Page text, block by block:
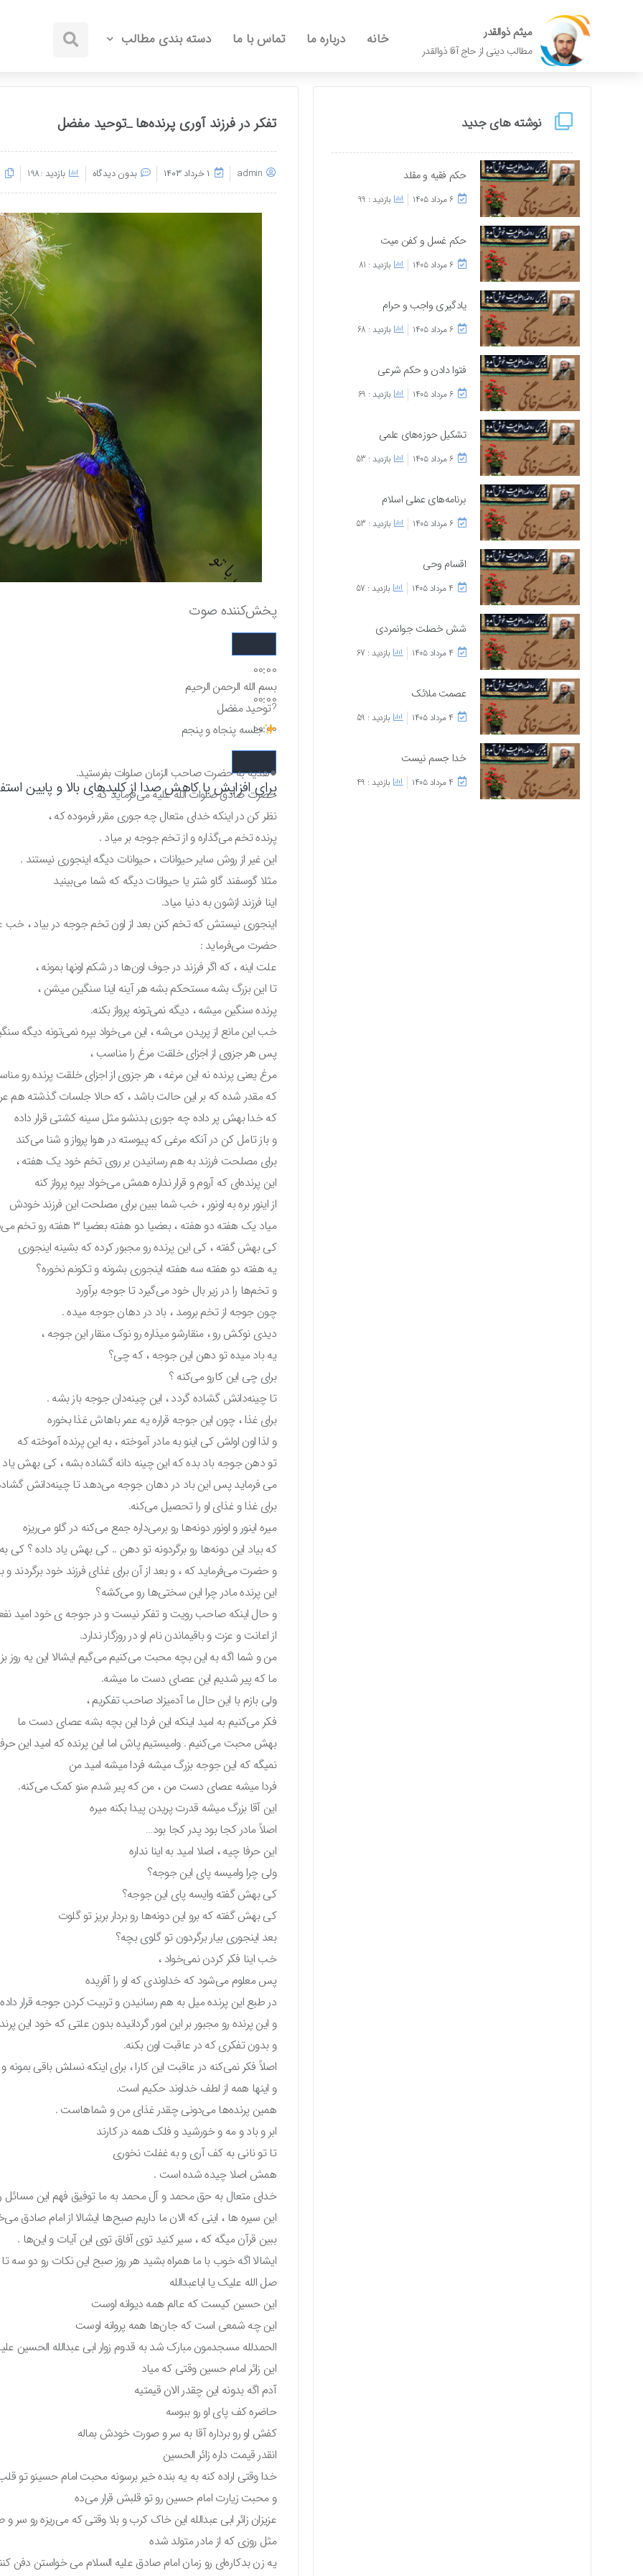
میثم ذوالقدر
مطالب دینی از حاج آقا ذوالقدر
خانه درباره ما تماس با ما دسته بندی مطالب
نوشته های جدید
حکم فقیه و مقلد
۶ مرداد ۱۴۰۵ بازدید : 99
حکم غسل و کفن میت
۶ مرداد ۱۴۰۵ بازدید : 81
یادگیری واجب و حرام
۶ مرداد ۱۴۰۵ بازدید : 68
فتوا دادن و حکم شرعی
۶ مرداد ۱۴۰۵ بازدید : 69
تشکیل حوزه‌های علمی
۶ مرداد ۱۴۰۵ بازدید : 53
برنامه‌های عملی اسلام
۶ مرداد ۱۴۰۵ بازدید : 53
اقسام وحی
۴ مرداد ۱۴۰۵ بازدید : 57
شش خصلت جوانمردی
۴ مرداد ۱۴۰۵ بازدید : 67
عصمت ملائک
۴ مرداد ۱۴۰۵ بازدید : 59
خدا جسم نیست
۴ مرداد ۱۴۰۵ بازدید : 49
تفکر در فرزند آوری پرنده‌ها _توحید مفضل
admin ۱ خرداد ۱۴۰۳ بدون دیدگاه بازدید :198
پخش‌کننده صوت
00:00
00:00
00:00
برای افزایش یا کاهش صدا از کلیدهای بالا و پایین
بسم الله الرحمن الرحیم
?توحید مفضل
جلسه پنجاه و پنجم
●هدیه به حضرت صاحب الزمان صلوات بفرستید.
حضرت صادق صلوات الله علیه می‌فرماید که :
نظر کن در اینکه خدای متعال چه جوری مقرر فرموده که ،
پرنده تخم می‌گذاره و از تخم جوجه بر میاد .
این غیر از روش سایر حیوانات ، حیوانات دیگه اینجوری نیستند .
مثلا گوسفند گاو شتر یا حیوانات دیگه که شما می‌بینید
اینا فرزند ازشون به دنیا میاد.
اینجوری نیستش که تخم کنن بعد از اون تخم جوجه در بیاد ،
حضرت می‌فرماید :
علت اینه ، که اگر فرزند در جوف اون‌ها در شکم اونها بمونه ،
تا این بزرگ بشه مستحکم بشه هر آینه اینا سنگین میشن ،
پرنده سنگین میشه ، دیگه نمی‌تونه پرواز بکنه.
خب این مانع از پریدن می‌شه ، این می‌خواد بپره نمی‌تونه دیگه
پس هر جزوی از اجزای خلقت مرغ را مناسب ،
مرغ یعنی پرنده نه این مرغه ، هر جزوی از اجزای خلقت پرنده رو
که مقدر شده که بر این حالت باشد ، که حالا جلسات گذشته هم
که خدا بهش پر داده چه جوری بدنشو مثل سینه کشتی قرار داده
و باز تامل کن در آنکه مرغی که پیوسته در هوا پرواز و شنا می‌کند
برای مصلحت فرزند به هم رسانیدن بر روی تخم خود یک هفته ،
این پرنده‌ای که آروم و قرار نداره همش می‌خواد بپره پرواز کنه
از اینور بره به اونور ، خب شما ببین برای مصلحت این فرزند خودش
میاد یک هفته دو هفته ، بعضیا دو هفته بعضیا ۳ هفته رو تخم می‌شینه .
کی بهش گفته ، کی این پرنده رو مجبور کرده که بشینه اینجوری
یه هفته دو هفته سه هفته اینجوری بشونه و تکونم نخوره؟
و تخم‌ها را در زیر بال خود می‌گیرد تا جوجه برآورد
چون جوجه از تخم برومد ، باد در دهان جوجه میده .
دیدی نوکش رو ، منقارشو میذاره رو نوک منقار این جوجه ،
یه باد میده تو دهن این جوجه ، که چی؟
برای چی این کارو می‌کنه ؟
تا چینه‌دانش گشاده گردد ، این چینه‌دان جوجه باز بشه .
برای غذا ، چون این جوجه قراره یه عمر باهاش غذا بخوره
و لذا اون اولش کی اینو به مادر آموخته ، به این پرنده آموخته که
تو دهن جوجه باد بده که این چینه دانه گشاده بشه ، کی بهش یاد
می فرماید پس این باد در دهان جوجه می‌دهد تا چینه‌دانش
برای غذا و غذای او را تحصیل می‌کنه.
میره اینور و اونور دونه‌ها رو برمی‌داره جمع می‌کنه در گلو می‌ریزه
که بیاد این دونه‌ها رو برگردونه تو دهن .. کی بهش یاد داده ؟ کی
و حضرت می‌فرماید که ، و بعد از آن برای غذای فرزند خود
این پرنده مادر چرا این سختی‌ها رو می‌کشه؟
و حال اینکه صاحب رویت و تفکر نیست و در جوجه ی خود امید
از اعانت و عزت و باقیماندن نام او در روزگار ندارد.
من و شما اگه به این بچه محبت می‌کنیم می‌گیم ایشالا این یه روز
ما که پیر شدیم این عصای دست ما میشه.
ولی بازم با این حال ما آدمیزاد صاحب تفکریم ،
فکر می‌کنیم به امید اینکه این فردا این بچه بشه عصای دست ما
بهش محبت می‌کنیم . وامیستیم پاش اما این پرنده که امید این حرفا
نمیگه که این جوجه بزرگ میشه فردا میشه امید من
فردا میشه عصای دست من ، من که پیر شدم منو کمک می‌کنه.
این آقا بزرگ میشه قدرت پریدن پیدا بکنه میره
اصلاً مادر کجا بود پدر کجا بود…
این حرفا چیه ، اصلا امید به اینا نداره
ولی چرا وامیسه پای این جوجه؟
کی بهش گفته وایسه پای این جوجه؟
کی بهش گفته که برو این دونه‌ها رو بردار بریز تو گلوت
بعد اینجوری بیار برگردون تو گلوی بچه؟
خب اینا فکر کردن نمی‌خواد ،
پس معلوم می‌شود که خداوندی که او را آفریده
در طبع این پرنده میل به هم رسانیدن و تربیت کردن جوجه قرار
و این پرنده رو مجبور بر این امور گردانیده بدون علتی که خود این
و بدون تفکری که در عاقبت اون بکنه.
اصلاً فکر نمی‌کنه در عاقبت این کارا ، برای اینکه نسلش باقی
و اینها همه از لطف خداوند حکیم است.
همین پرنده‌ها می‌دونی چقدر غذای من و شماهاست .
ابر و باد و مه و خورشید و فلک همه در کارند
تا تو نانی به کف آری و به غفلت نخوری
همش اصلا چیده شده است .
خدای متعال به حق محمد و آل محمد به ما توفیق فهم این مسائل
این سیره ها ، اینی که الان ما داریم صبح‌ها ایشالا از امام صادق
ببین قرآن میگه که ، سیر کنید توی آفاق توی این آیات و این‌ها .
ایشالا اگه خوب با ما همراه بشید هر روز صبح این نکات رو دو سه
صل الله علیک یا اباعبدالله
این حسین کیست که عالم همه دیوانه اوست
این چه شمعی است که جان‌ها همه پروانه اوست
الحمدلله مسجدمون مبارک شد به قدوم زوار ابی عبدالله الحسین
این زائر امام حسین وقتی که میاد
آدم اگه بدونه این چقدر الان قیمتیه
حاضره کف پای او رو ببوسه
کفش او رو برداره آقا به سر و صورت خودش بماله
انقدر قیمت داره زائر الحسین
خدا وقتی اراده کنه به یه بنده خیر برسونه محبت امام حسینو تو قلب
و محبت زیارت امام حسین رو تو قلبش قرار می‌ده
عزیزان زائر ابی عبدالله این خاک کرب و بلا وقتی که می‌ریزه رو سر
مثل روزی که از مادر متولد شده
یه زن بدکاره‌ای رو زمان امام صادق علیه السلام می خواستن دفن